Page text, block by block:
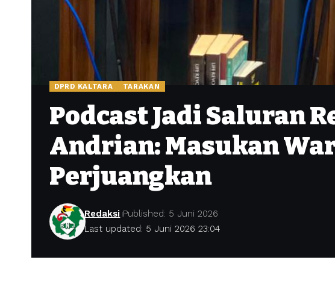
DPRD KALTARA TARAKAN
Podcast Jadi Saluran
Andrian: Masukan
Perjuangkan
Last updated: 5 Juni 2026 23:04
Redaksi Published: 5 Juni 2026